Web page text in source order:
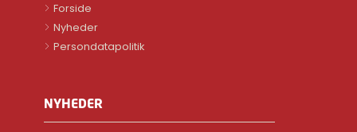
Forside
Nyheder
Persondatapolitik
NYHEDER